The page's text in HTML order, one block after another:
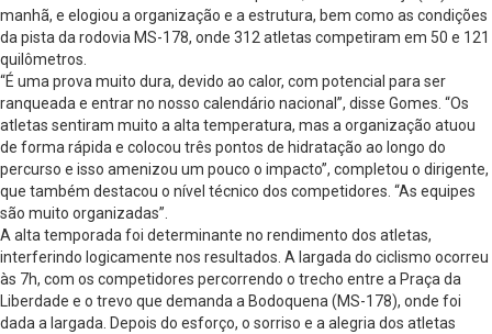
manhã, e elogiou a organização e a estrutura, bem como as condições
da pista da rodovia MS-178, onde 312 atletas competiram em 50 e 121
quilômetros.
“É uma prova muito dura, devido ao calor, com potencial para ser
ranqueada e entrar no nosso calendário nacional”, disse Gomes. “Os
atletas sentiram muito a alta temperatura, mas a organização atuou
de forma rápida e colocou três pontos de hidratação ao longo do
percurso e isso amenizou um pouco o impacto”, completou o dirigente,
que também destacou o nível técnico dos competidores. “As equipes
são muito organizadas”.
A alta temporada foi determinante no rendimento dos atletas,
interferindo logicamente nos resultados. A largada do ciclismo ocorreu
às 7h, com os competidores percorrendo o trecho entre a Praça da
Liberdade e o trevo que demanda a Bodoquena (MS-178), onde foi
dada a largada. Depois do esforço, o sorriso e a alegria dos atletas